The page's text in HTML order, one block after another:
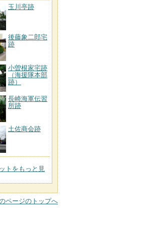
玉川亭跡
後藤象二郎宅
跡
小曽根家宅跡
（海援隊本部
跡）
長崎海軍伝習
所跡
土佐商会跡
トをもっと見
ページのトップへ